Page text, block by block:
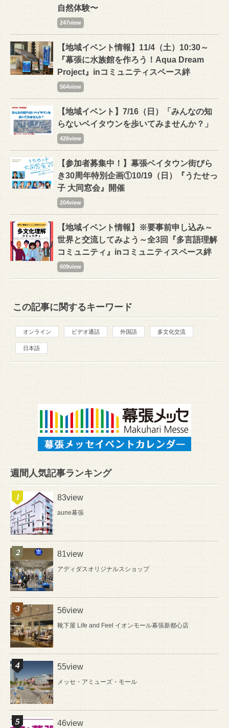
自然体験〜
247view
【地域イベント情報】11/4（土）10:30～
『幕張に水族館を作ろう！Aqua Dream
Project』inコミュニティスペース絆
564view
【地域イベント】7/16（日）「みんなの知
らないベイタウンを歩いてみませんか？」
426view
【参加者募集中！】幕張ベイタウン街びら
き30周年特別企画①10/19（日）『うたせっ
子 大同窓会』開催
204view
【地域イベント情報】※要事前申し込み～
世界と交流してみよう～全3回『多言語理解
コミュニティ』inコミュニティスペース絆
609view
この記事に関するキーワード
オンライン ビデオ通話 外国語 多文化交流
日本語
週間人気記事ランキング
83view
aune幕張
81view
アディダスオリジナルスショップ
56view
靴下屋 Life and Feel イオンモール幕張新都心店
55view
メッセ・アミューズ・モール
46view